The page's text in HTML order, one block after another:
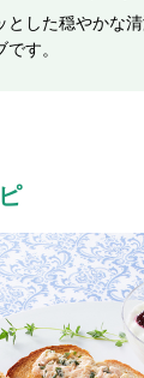
とした穏やかな
です。